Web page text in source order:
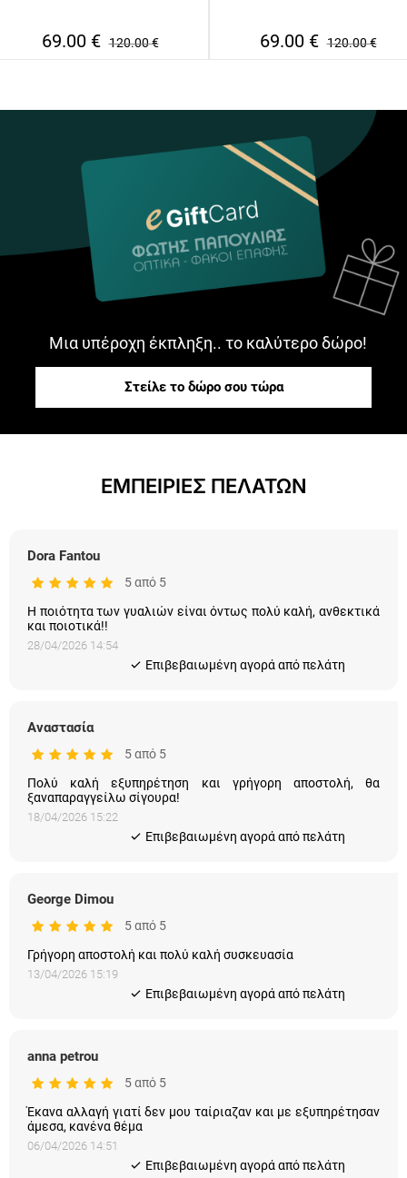
69.00 € 120.00€ 69.00 € 120.00€
Μια υπέροχη έκπληξη.. το καλύτερο δώρο!
Στείλε το δώρο σου τώρα
ΕΜΠΕΙΡΙΕΣ ΠΕΛΑΤΩΝ
Dora Fantou
5 από 5
Η ποιότητα των γυαλιών είναι όντως πολύ καλή, ανθεκτικά
και ποιοτικά!!
28/04/2026 14:54
Eπιβεβαιωμένη αγορά από πελάτη
Αναστασία
5 από 5
Πολύ καλή εξυπηρέτηση και γρήγορη αποστολή, θα
ξαναπαραγγείλω σίγουρα!
18/04/2026 15:22
Eπιβεβαιωμένη αγορά από πελάτη
George Dimou
5 από 5
Γρήγορη αποστολή και πολύ καλή συσκευασία
13/04/2026 15:19
Eπιβεβαιωμένη αγορά από πελάτη
anna petrou
5 από 5
Έκανα αλλαγή γιατί δεν μου ταίριαζαν και με εξυπηρέτησαν
άμεσα, κανένα θέμα
06/04/2026 14:51
Eπιβεβαιωμένη αγορά από πελάτη